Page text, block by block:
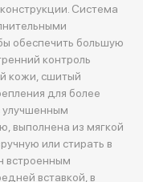
Система
обеспечить большую
контроль
кожи, сшитый
для более
улучшенным
выполнена из мягкой
или стирать в
встроенным
вставкой, в